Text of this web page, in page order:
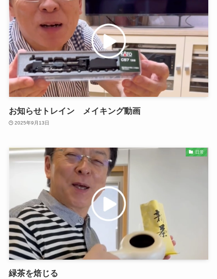
お知らせトレイン メイキング動画
2025年9月13日
日常
緑茶を焙じる